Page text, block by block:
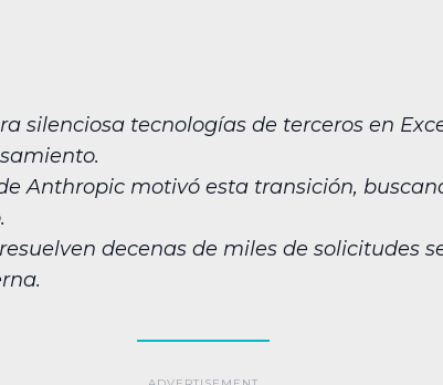
silenciosa tecnologías de terceros en
Anthropic motivó esta transición,
decenas de miles de solicitudes